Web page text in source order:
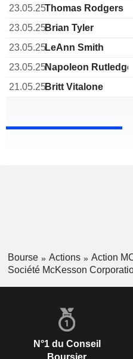
23.05.25Thomas Rodgers
23.05.25Brian Tyler
23.05.25LeAnn Smith
23.05.25Napoleon Rutledge
21.05.25Britt Vitalone
Bourse Actions
Action
Société McKesson
N°1 du Conseil
Boursier